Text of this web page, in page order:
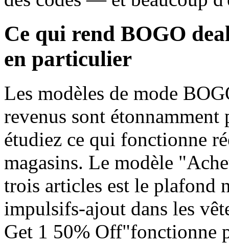
Ce qui rend BOGO
en particulier
Les modèles de mode
revenus sont
étudiez ce qui fonctionne
magasins. Le modèle
trois articles est le plafond
impulsifs-ajout dans les
Get 1 50% Off"fonctionne